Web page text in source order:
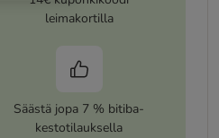
leimakortilla
Säästä jopa 7 % bitiba-
kestotilauksella